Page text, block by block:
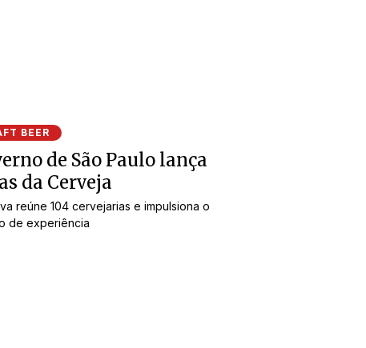
BEER
de São Paulo lança
da Cerveja
reúne 104 cervejarias e impulsiona o
de experiência